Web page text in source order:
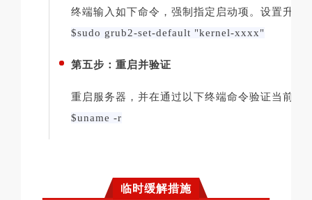
终端输入如下命令，强制指定启动项。设置升
$sudo grub2-set-default "kernel-xxxx"
第五步：重启并验证
重启服务器，并在通过以下终端命令验证当前
$uname -r
临时缓解措施